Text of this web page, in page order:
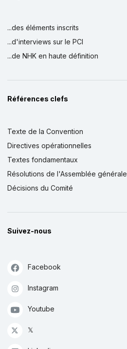
...des éléments inscrits
...d'interviews sur le PCI
...de NHK en haute définition
Références clefs
Texte de la Convention
Directives opérationnelles
Textes fondamentaux
Résolutions de l'Assemblée générale
Décisions du Comité
Suivez-nous
Facebook
Instagram
Youtube
𝕏